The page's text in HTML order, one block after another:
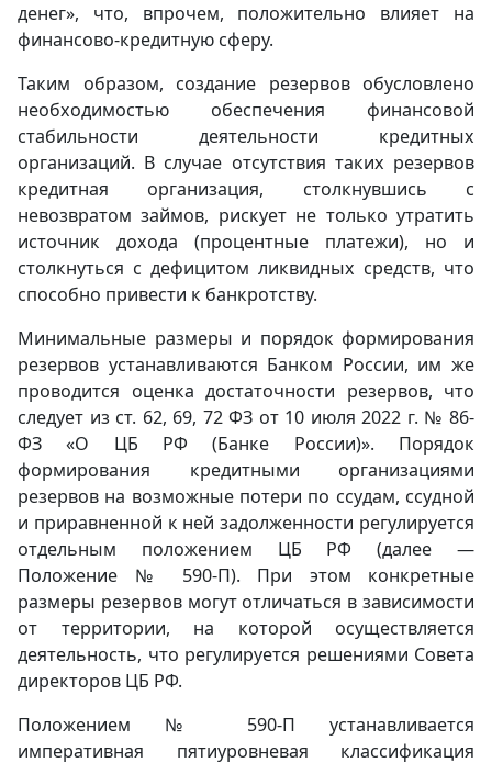
денег», что, впрочем, положительно влияет на
финансово-кредитную сферу.
Таким образом, создание резервов обусловлено
необходимостью обеспечения финансовой
стабильности деятельности кредитных
организаций. В случае отсутствия таких резервов
кредитная организация, столкнувшись с
невозвратом займов, рискует не только утратить
источник дохода (процентные платежи), но и
столкнуться с дефицитом ликвидных средств, что
способно привести к банкротству.
Минимальные размеры и порядок формирования
резервов устанавливаются Банком России, им же
проводится оценка достаточности резервов, что
следует из ст. 62, 69, 72 ФЗ от 10 июля 2022 г. № 86-
ФЗ «О ЦБ РФ (Банке России)». Порядок
формирования кредитными организациями
резервов на возможные потери по ссудам, ссудной
и приравненной к ней задолженности регулируется
отдельным положением ЦБ РФ (далее —
Положение № 590-П). При этом конкретные
размеры резервов могут отличаться в зависимости
от территории, на которой осуществляется
деятельность, что регулируется решениями Совета
директоров ЦБ РФ.
Положением № 590-П устанавливается
императивная пятиуровневая классификация